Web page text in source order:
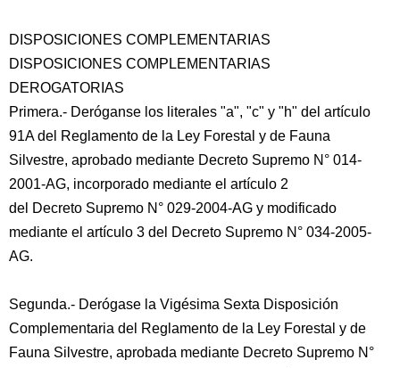
DISPOSICIONES COMPLEMENTARIAS
DISPOSICIONES COMPLEMENTARIAS
DEROGATORIAS
Primera.- Deróganse los literales "a", "c" y "h" del artículo
91A del Reglamento de la Ley Forestal y de Fauna
Silvestre, aprobado mediante Decreto Supremo N° 014-
2001-AG, incorporado mediante el artículo 2
del Decreto Supremo N° 029-2004-AG y modificado
mediante el artículo 3 del Decreto Supremo N° 034-2005-
AG.
Segunda.- Derógase la Vigésima Sexta Disposición
Complementaria del Reglamento de la Ley Forestal y de
Fauna Silvestre, aprobada mediante Decreto Supremo N°